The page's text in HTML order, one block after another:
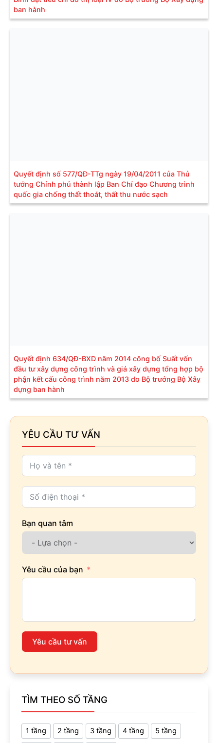
ban hành
Quyết định số 577/QĐ-TTg ngày 19/04/2011 của Thủ
tướng Chính phủ thành lập Ban Chỉ đạo Chương trình
quốc gia chống thất thoát, thất thu nước sạch
Quyết định 634/QĐ-BXD năm 2014 công bố Suất vốn
đầu tư xây dựng công trình và giá xây dựng tổng hợp bộ
phận kết cấu công trình năm 2013 do Bộ trưởng Bộ Xây
dựng ban hành
YÊU CẦU TƯ VẤN
Bạn quan tâm
Yêu cầu của bạn
Yêu cầu tư vấn
TÌM THEO SỐ TẦNG
1 tầng 2 tầng 3 tầng 4 tầng 5 tầng